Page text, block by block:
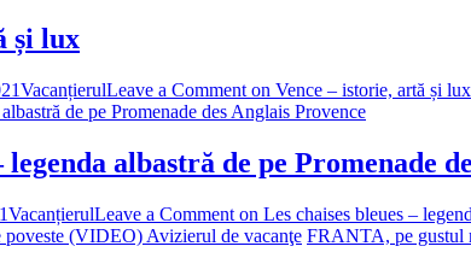
și lux
VacanțierulLeave a Comment on Vence – istorie, artă și lux
Provence
legenda albastră de pe Promenade
VacanțierulLeave a Comment on Les chaises bleues –
Avizierul de vacanţe FRANTA, pe gustul